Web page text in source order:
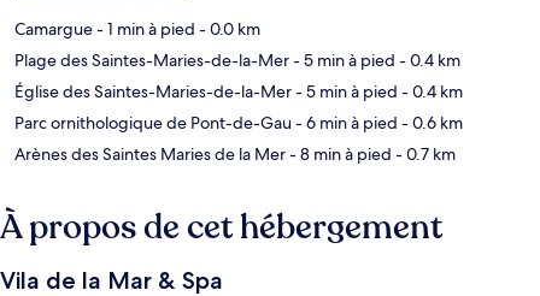
Camargue- 1 min à pied - 0.0 km
Plage des Saintes-Maries-de-la-Mer- 5 min à pied - 0.4 km
Église des Saintes-Maries-de-la-Mer- 5 min à pied - 0.4 km
Parc ornithologique de Pont-de-Gau- 6 min à pied - 0.6 km
Arènes des Saintes Maries de la Mer- 8 min à pied - 0.7 km
À propos de cet hébergement
Vila de la Mar & Spa